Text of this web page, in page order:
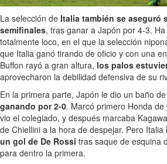
La selección de Italia también se aseguró
semifinales, tras ganar a Japón por 4-3.
totalmente loco, en el que la selección
que Italia ganó tirando de oficio y con una
Buffon rayó a gran altura, los palos
aprovecharon la debilidad defensiva de su
En la primera parte, Japón le dio un baño
ganando por 2-0. Marcó primero Honda
vio el colegiado, y después marcaba
de Chiellini a la hora de despejar. Pero Italia
un gol de De Rossi tras saque de esquina
para dentro la primera.